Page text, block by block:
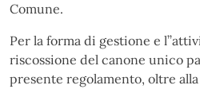
Comune.
Per la forma di gestione e
riscossione del canone unico
presente regolamento, oltre